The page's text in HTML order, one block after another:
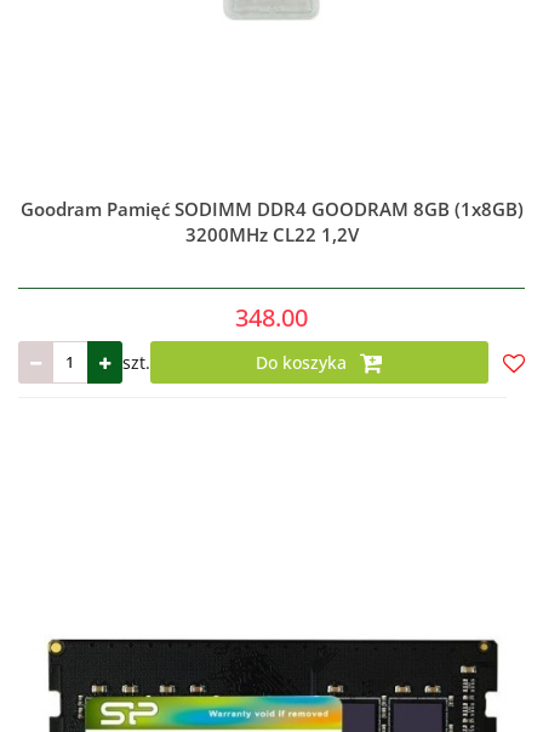
Goodram Pamięć SODIMM DDR4 GOODRAM 8GB (1x8GB)
3200MHz CL22 1,2V
348.00
szt. Do koszyka